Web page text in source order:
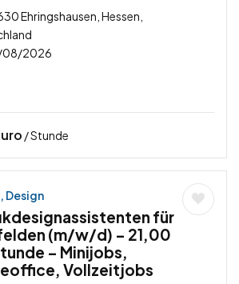
Ehringshausen, Hessen,
2026
/ Stunde
Design
für
(m/w/d) – 21,00
– Minijobs,
Vollzeitjobs